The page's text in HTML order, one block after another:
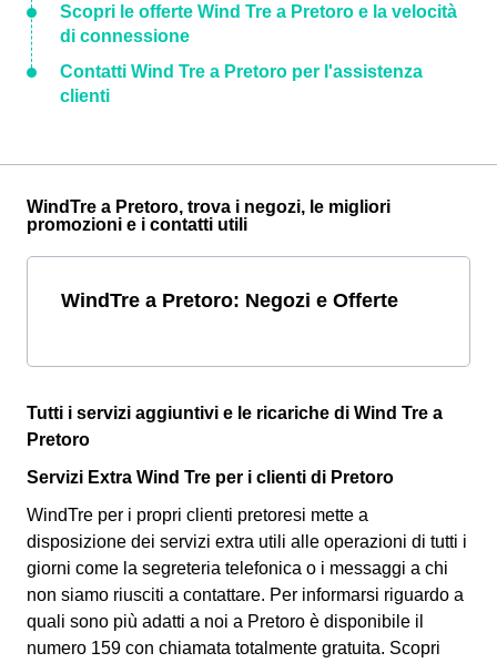
Scopri le offerte Wind Tre a Pretoro e la velocità
di connessione
Contatti Wind Tre a Pretoro per l'assistenza
clienti
WindTre a Pretoro, trova i negozi, le migliori
promozioni e i contatti utili
WindTre a Pretoro: Negozi e Offerte
Tutti i servizi aggiuntivi e le ricariche di Wind Tre a
Pretoro
Servizi Extra Wind Tre per i clienti di Pretoro
WindTre per i propri clienti pretoresi mette a
disposizione dei servizi extra utili alle operazioni di tutti i
giorni come la segreteria telefonica o i messaggi a chi
non siamo riusciti a contattare. Per informarsi riguardo a
quali sono più adatti a noi a Pretoro è disponibile il
numero 159 con chiamata totalmente gratuita. Scopri